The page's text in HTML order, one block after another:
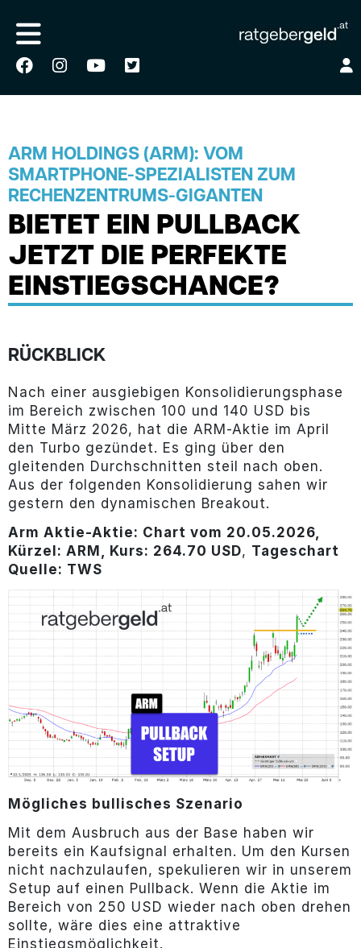
ARM HOLDINGS (ARM): VOM
SMARTPHONE-SPEZIALISTEN ZUM
RECHENZENTRUMS-GIGANTEN
BIETET EIN PULLBACK
JETZT DIE PERFEKTE
EINSTIEGSCHANCE?
RÜCKBLICK
Nach einer ausgiebigen Konsolidierungsphase
im Bereich zwischen 100 und 140 USD bis
Mitte März 2026, hat die ARM-Aktie im April
den Turbo gezündet. Es ging über den
gleitenden Durchschnitten steil nach oben.
Aus der folgenden Konsolidierung sahen wir
gestern den dynamischen Breakout.
Arm Aktie-Aktie: Chart vom 20.05.2026,
Kürzel: ARM, Kurs: 264.70 USD, Tageschart
Quelle: TWS
Mögliches bullisches Szenario
Mit dem Ausbruch aus der Base haben wir
bereits ein Kaufsignal erhalten. Um den Kursen
nicht nachzulaufen, spekulieren wir in unserem
Setup auf einen Pullback. Wenn die Aktie im
Bereich von 250 USD wieder nach oben drehen
sollte, wäre dies eine attraktive
Einstiegsmöglichkeit.